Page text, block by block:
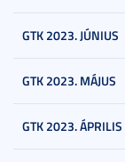
GTK 2023. JÚNIUS
GTK 2023. MÁJUS
GTK 2023. ÁPRILIS